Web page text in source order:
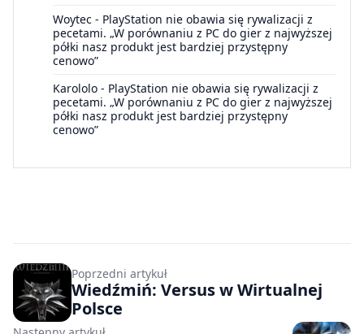
Woytec - PlayStation nie obawia się rywalizacji z
pecetami. „W porównaniu z PC do gier z najwyższej
półki nasz produkt jest bardziej przystępny
cenowo”
Karololo - PlayStation nie obawia się rywalizacji z
pecetami. „W porównaniu z PC do gier z najwyższej
półki nasz produkt jest bardziej przystępny
cenowo”
Poprzedni artykuł
Wiedźmiń: Versus w Wirtualnej
Polsce